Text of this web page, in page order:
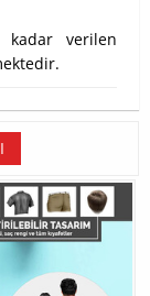
verilen